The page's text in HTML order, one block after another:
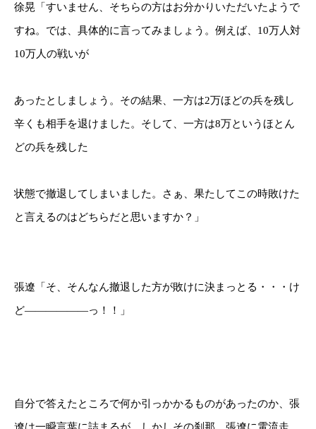
徐晃「すいません、そちらの方はお分かりいただいたようで
すね。では、具体的に言ってみましょう。例えば、10万人対
10万人の戦いが
あったとしましょう。その結果、一方は2万ほどの兵を残し
辛くも相手を退けました。そして、一方は8万というほとん
どの兵を残した
状態で撤退してしまいました。さぁ、果たしてこの時敗けた
と言えるのはどちらだと思いますか？」
張遼「そ、そんなん撤退した方が敗けに決まっとる・・・け
ど――――――っ！！」
自分で答えたところで何か引っかかるものがあったのか、張